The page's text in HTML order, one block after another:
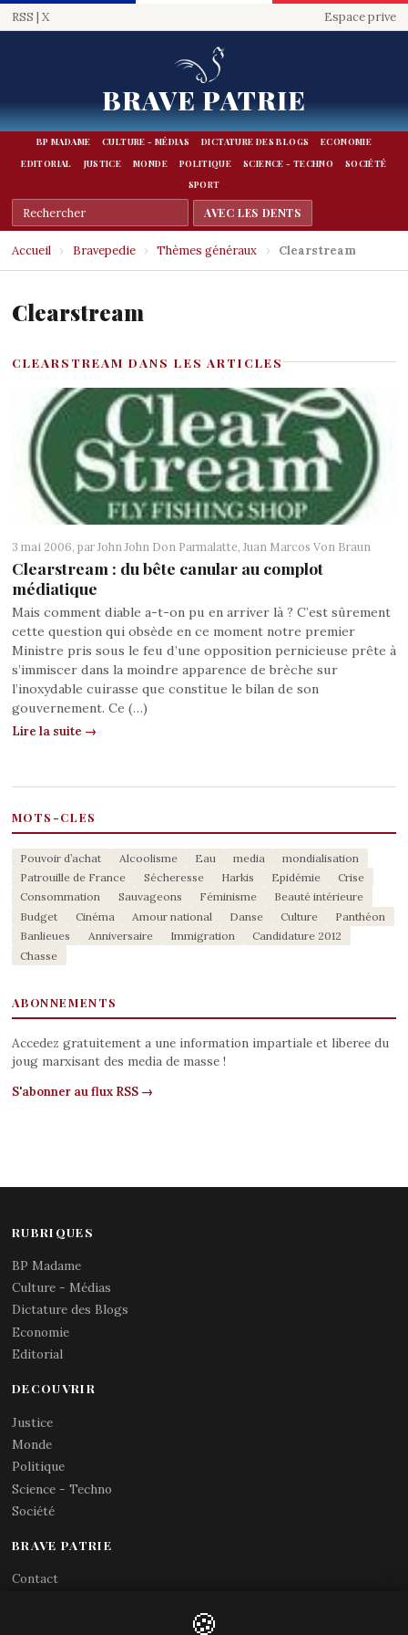
RSS | X Espace prive
BRAVE PATRIE
BP MADAME CULTURE - MÉDIAS DICTATURE DES BLOGS
ECONOMIE
EDITORIAL
JUSTICE MONDE POLITIQUE SCIENCE - TECHNO
SOCIÉTÉ
SPORT
Accueil › Bravepedie › Thèmes généraux › Clearstream
Clearstream
CLEARSTREAM DANS LES ARTICLES
3 mai 2006, parJohn John Don Parmalatte, Juan Marcos Von Braun
Clearstream : du bête canular au complot
médiatique
Mais comment diable a-t-on pu en arriver là ? C’est sûrement
cette question qui obsède en ce moment notre premier
Ministre pris sous le feu d’une opposition pernicieuse prête à
s’immiscer dans la moindre apparence de brèche sur
l’inoxydable cuirasse que constitue le bilan de son
gouvernement. Ce (…)
Lire la suite →
MOTS-CLES
Pouvoir d’achat Alcoolisme Eau media
mondialisation
Patrouille de France
Sécheresse Harkis Epidémie
Crise
Consommation
Sauvageons Féminisme
Beauté intérieure
Budget
Cinéma Amour national Danse Culture
Panthéon
Banlieues
Anniversaire Immigration
Candidature 2012
Chasse
ABONNEMENTS
Accedez gratuitement a une information impartiale et liberee du
joug marxisant des media de masse !
S'abonner au flux RSS →
RUBRIQUES
BP Madame
Culture - Médias
Dictature des Blogs
Economie
Editorial
DECOUVRIR
Justice
Monde
Politique
Science - Techno
Société
BRAVE PATRIE
Contact
🍪